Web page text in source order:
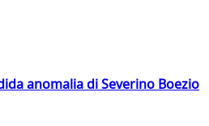
anomalia di Severino Boezio